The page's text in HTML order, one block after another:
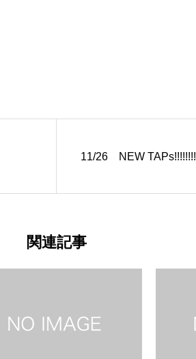
11/26 NEW TAPs!!!!!!!!
関連記事